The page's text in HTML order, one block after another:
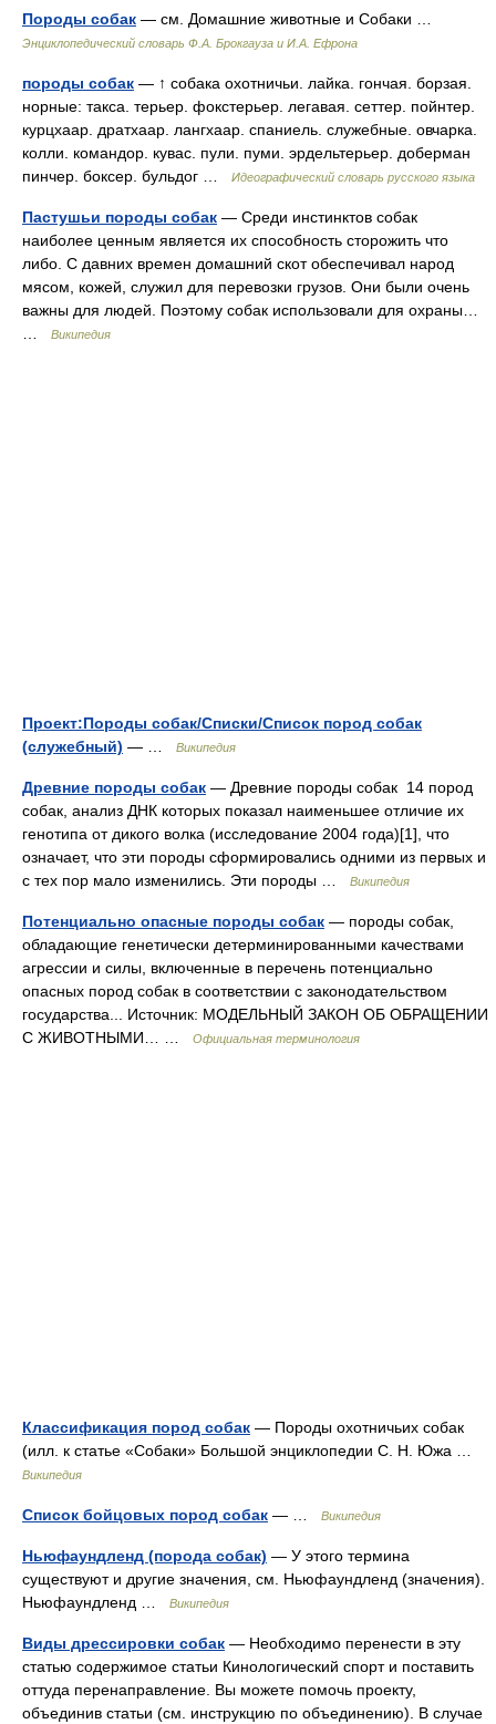
Породы собак — см. Домашние животные и Собаки …
Энциклопедический словарь Ф.А. Брокгауза и И.А. Ефрона
породы собак — ↑ собака охотничьи. лайка. гончая. борзая.
норные: такса. терьер. фокстерьер. легавая. сеттер. пойнтер.
курцхаар. дратхаар. лангхаар. спаниель. служебные. овчарка.
колли. командор. кувас. пули. пуми. эрдельтерьер. доберман
пинчер. боксер. бульдог …
Идеографический словарь русского языка
Пастушьи породы собак — Среди инстинктов собак
наиболее ценным является их способность сторожить что
либо. С давних времен домашний скот обеспечивал народ
мясом, кожей, служил для перевозки грузов. Они были очень
важны для людей. Поэтому собак использовали для охраны…
Википедия
Проект:Породы собак/Списки/Список пород собак
(служебный) — … Википедия
Древние породы собак — Древние породы собак 14 пород
собак, анализ ДНК которых показал наименьшее отличие их
генотипа от дикого волка (исследование 2004 года)[1], что
означает, что эти породы сформировались одними из первых и
с тех пор мало изменились. Эти породы …
Википедия
Потенциально опасные породы собак — породы собак,
обладающие генетически детерминированными качествами
агрессии и силы, включенные в перечень потенциально
опасных пород собак в соответствии с законодательством
государства... Источник: МОДЕЛЬНЫЙ ЗАКОН ОБ ОБРАЩЕНИИ
С ЖИВОТНЫМИ… …
Официальная терминология
Классификация пород собак — Породы охотничьих собак
(илл. к статье «Собаки» Большой энциклопедии С. Н. Южа …
Википедия
Список бойцовых пород собак — … Википедия
Ньюфаундленд (порода собак) — У этого термина
существуют и другие значения, см. Ньюфаундленд (значения).
Ньюфаундленд …
Википедия
Виды дрессировки собак — Необходимо перенести в эту
статью содержимое статьи Кинологический спорт и поставить
оттуда перенаправление. Вы можете помочь проекту,
объединив статьи (cм. инструкцию по объединению). В случае